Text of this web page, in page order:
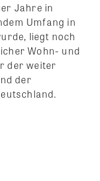
Jahre in
Umfang in
liegt noch
Wohn- und
der weiter
der